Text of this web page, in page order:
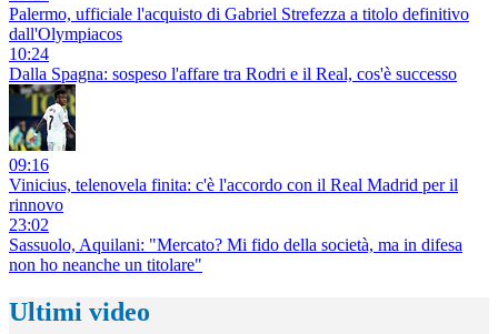
Palermo, ufficiale l'acquisto di Gabriel Strefezza a titolo definitivo
dall'Olympiacos
10:24
Dalla Spagna: sospeso l'affare tra Rodri e il Real, cos'è successo
09:16
Vinicius, telenovela finita: c'è l'accordo con il Real Madrid per il
rinnovo
23:02
Sassuolo, Aquilani: "Mercato? Mi fido della società, ma in difesa
non ho neanche un titolare"
Ultimi video